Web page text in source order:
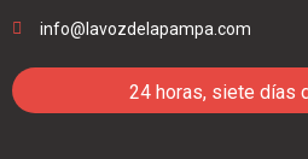
info@lavozdelapampa.com
24 horas, siete días